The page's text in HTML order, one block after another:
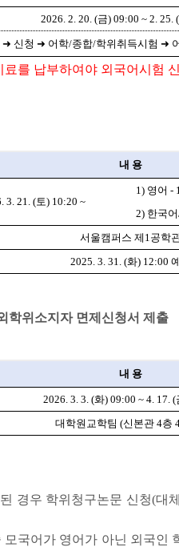
2026. 2. 20. (금) 09:00 ~ 2. 25.
➜ 신청 ➜ 어학/종합/학위취득시험 ➜
를 납부하여야 외국어시험
내 용
3. 21. (토) 10:20 ~
1) 영어 -
2) 한국
서울캠퍼스 제1공학
2025. 3. 31. (화) 12:00
학위소지자 면제신청서 제출
내 용
2026. 3. 3. (화) 09:00 ~ 4. 17.
대학원교학팀 (신본관 4층
경우 학위청구논문 신청(대
모국어가 영어가 아닌 외국인